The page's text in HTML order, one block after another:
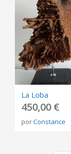
La Loba
450,00 €
porConstance